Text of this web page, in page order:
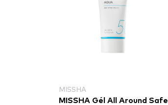
MISSHA
MISSHA Gél All Around Safe